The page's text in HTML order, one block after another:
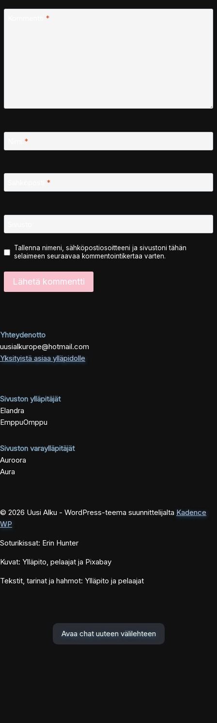
*
*
*
Tallenna nimeni, sähköpostiosoitteeni ja sivustoni tähän
selaimeen seuraavaa kommentointikertaa varten.
Yhteydenotto
uusialkurope@hotmail.com
Yksityistä asiaa ylläpidolle
Sivuston ylläpitäjät
Elandra
EmppuOmppu
Sivuston varaylläpitäjät
Auroora
Aura
© 2026 Uusi Alku - WordPress-teema suunnittelijalta Kadence
WP
Soturikissat: Erin Hunter
Kuvat: Ylläpito, pelaajat ja Pixabay
Tekstit, tarinat ja hahmot: Ylläpito ja pelaajat
Avaa chat uuteen välilehteen